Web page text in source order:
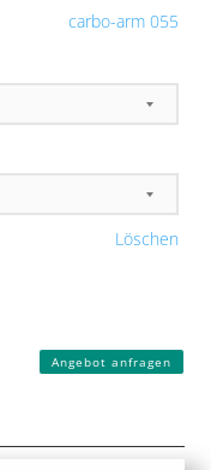
carbo-arm 055
Löschen
Angebot anfragen